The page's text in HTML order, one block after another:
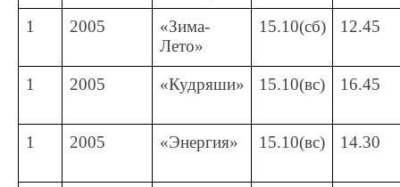
1 2005
«Зима-
Лето»
15.10(сб) 12.45
1 2005 «Кудряши» 15.10(вс) 16.45
1 2005 «Энергия» 15.10(вс) 14.30